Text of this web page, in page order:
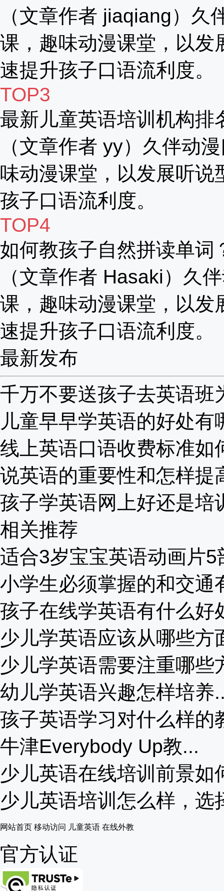
（文章作者 jiaqiang）
课，趣味动漫课堂，以发
速提升孩子口语流利度。
TOP3
最新儿童英语培训机构排
（文章作者 yy）久伴动
味动漫课堂，以发展听说
孩子口语流利度。
TOP4
如何教孩子自然拼读单词
（文章作者 Hasaki）久
课，趣味动漫课堂，以发
速提升孩子口语流利度。
最新发布
千万不要送孩子去英语班
儿童早早学英语的好处有
线上英语口语收费标准如
说英语的重要性和怎样提
孩子学英语网上好还是培
相关推荐
适合3岁宝宝英语动画片5
小学生必须掌握的和交通
孩子在线学英语有什么好
少儿学英语应该从哪些方
少儿学英语需要注重哪些
幼儿学英语兴趣怎样培养
孩子英语学习对什么样的
牛津Everybody Up教...
少儿英语在线培训前景如
少儿英语培训怎么样，选
网站首页 移动访问 儿童英语 在线外教
官方认证